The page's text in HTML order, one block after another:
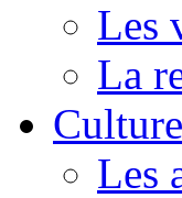
Les
La
Les